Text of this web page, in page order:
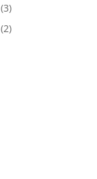
(3)
(2)